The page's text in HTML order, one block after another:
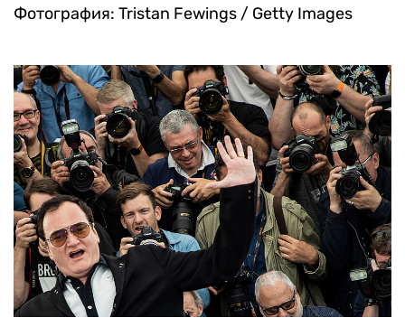
Фотография: Tristan Fewings / Getty Images